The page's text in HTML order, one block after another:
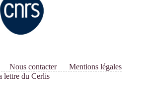
Nous contacter
Mentions légales
lettre du Cerlis